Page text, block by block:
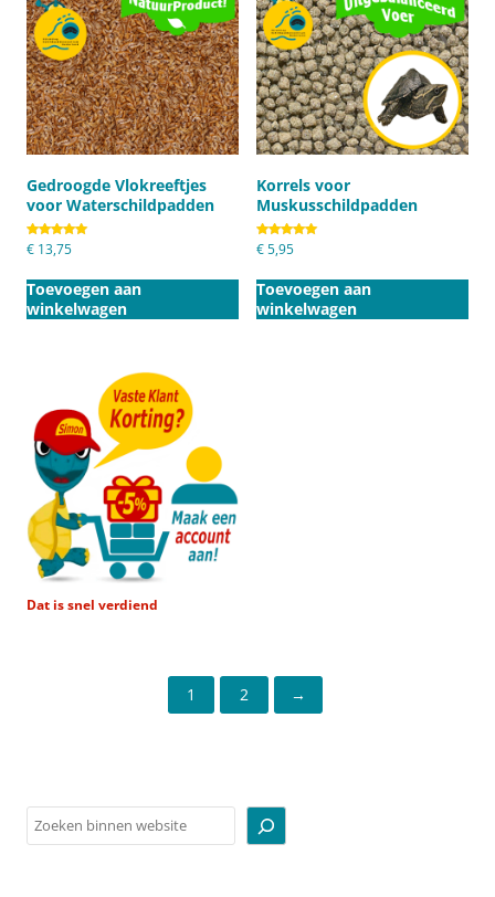
Gedroogde Vlokreeftjes
voor Waterschildpadden
Gewaardeerd
5.00
€ 13,75
Toevoegen aan
winkelwagen
Korrels voor
Muskusschildpadden
Gewaardeerd
5.00
€5,95
Toevoegen aan
winkelwagen
Dat is snel verdiend
1 2 →
Zoeken